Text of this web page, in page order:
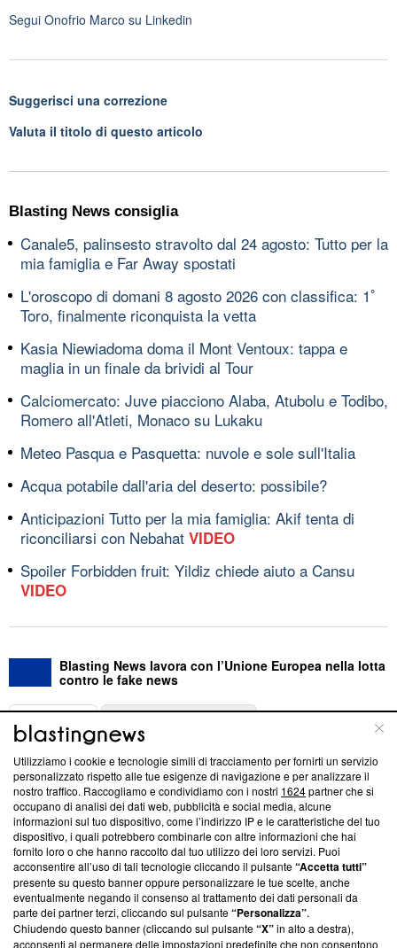
Segui Onofrio Marco su Linkedin
Suggerisci una correzione
Valuta il titolo di questo articolo
Blasting News consiglia
Canale5, palinsesto stravolto dal 24 agosto: Tutto per la
mia famiglia e Far Away spostati
L'oroscopo di domani 8 agosto 2026 con classifica: 1ﾟ
Toro, finalmente riconquista la vetta
Kasia Niewiadoma doma il Mont Ventoux: tappa e
maglia in un finale da brividi al Tour
Calciomercato: Juve piacciono Alaba, Atubolu e Todibo,
Romero all'Atleti, Monaco su Lukaku
Meteo Pasqua e Pasquetta: nuvole e sole sull'Italia
Acqua potabile dall'aria del deserto: possibile?
Anticipazioni Tutto per la mia famiglia: Akif tenta di
riconciliarsi con Nebahat VIDEO
Spoiler Forbidden fruit: Yildiz chiede aiuto a Cansu
VIDEO
Blasting News lavora con l’Unione Europea nella lotta
contro le fake news
ABOUT
Questa sezione offre informazioni trasparenti su Blasting
News, sui nostri processi editoriali e su come ci impegniamo a
creare news di qualità. Inoltre, afferma la nostra aderenza a
‘Trust Project - News with Integrity’Blasting News non è
ancora membro del programma, ma ha richiesto di farne
parte; Trust Project non ha ancora effettuato una verifica di
conformità agli standard.
Su di noi
Utilizziamo i cookie e tecnologie simili di tracciamento per fornirti un servizio
personalizzato rispetto alle tue esigenze di navigazione e per analizzare il
nostro traffico. Raccogliamo e condividiamo con i nostri 1624partner che si
occupano di analisi dei dati web, pubblicità e social media, alcune
informazioni sul tuo dispositivo, come l’indirizzo IP e le caratteristiche del tuo
dispositivo, i quali potrebbero combinarle con altre informazioni che hai
fornito loro o che hanno raccolto dal tuo utilizzo dei loro servizi. Puoi
acconsentire all’uso di tali tecnologie cliccando il pulsante“Accetta tutti”
presente su questo banner oppure personalizzare le tue scelte, anche
eventualmente negando il consenso al trattamento dei dati personali da
parte dei partner terzi, cliccando sul pulsante“Personalizza”.
Chiudendo questo banner (cliccando sul pulsante“X”in alto a destra),
acconsenti al permanere delle impostazioni predefinite che non consentono